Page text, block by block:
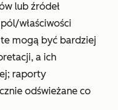
lub źródeł
właściwości
mogą być bardziej
a ich
raporty
odświeżane co